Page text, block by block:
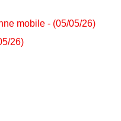
mobile - (05/05/26)
26)